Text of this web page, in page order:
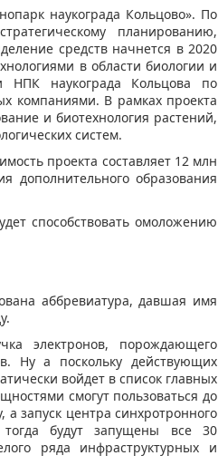
наукограда Кольцово». По
планированию,
средств начнется в 2020
в области биологии и
НПК наукограда Кольцова по
компаниями. В рамках проекта
и биотехнология растений,
систем.
проекта составляет 12 млн
дополнительного образования
способствовать омоложению
аббревиатура, давшая имя
электронов, порождающего
Ну а поскольку действующих
войдет в список главных
смогут пользоваться до
запуск центра синхротронного
будут запущены все 30
ряда инфраструктурных и